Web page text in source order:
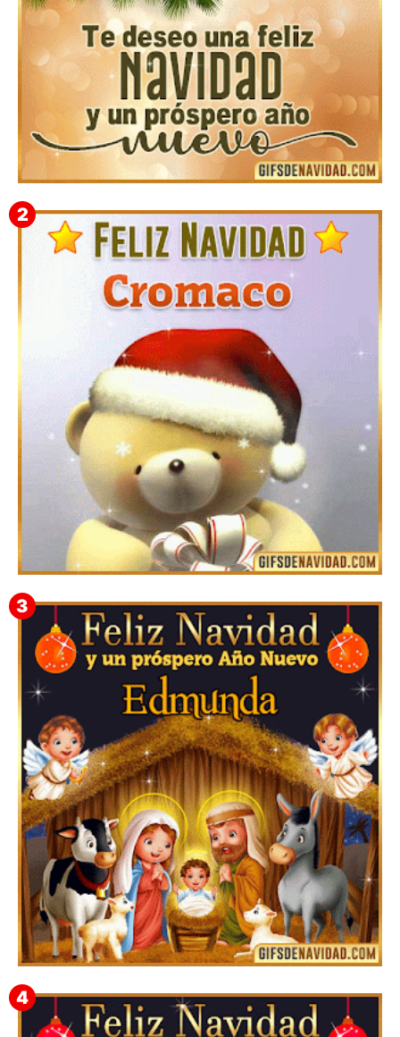
Te deseo una Feliz Navidad Barsimea
Feliz Navidad Cromaco